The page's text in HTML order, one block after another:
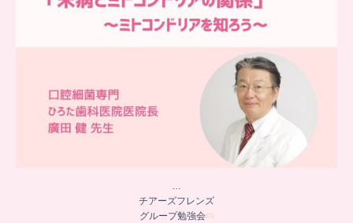
…
チアーズフレンズ
グループ勉強会